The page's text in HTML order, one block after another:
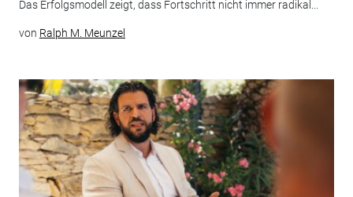
Das Erfolgsmodell zeigt, dass Fortschritt nicht immer radikal...
von Ralph M. Meunzel